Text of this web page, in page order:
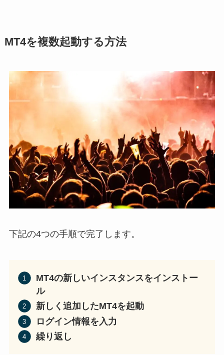
MT4を複数起動する方法
下記の4つの手順で完了します。
MT4の新しいインスタンスをインストー
ル
新しく追加したMT4を起動
ログイン情報を入力
繰り返し